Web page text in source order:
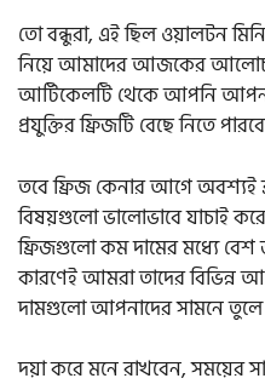
তো বন্ধুরা, এই ছিল ওয়ালটন
নিয়ে আমাদের আজকের
আর্টিকেলটি থেকে আপনি
প্রযুক্তির ফ্রিজটি বেছে নিতে
তবে ফ্রিজ কেনার আগে অবশ্যই
বিষয়গুলো ভালোভাবে যাচাই
ফ্রিজগুলো কম দামের মধ্যে বেশ
কারণেই আমরা তাদের বিভিন্ন
দামগুলো আপনাদের সামনে তুলে
দয়া করে মনে রাখবেন, সময়ের